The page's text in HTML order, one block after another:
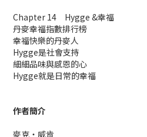
Chapter 14 Hygge &幸福
丹麥幸福指數排行榜
幸福快樂的丹麥人
Hygge是社會支持
細細品味與感恩的心
Hygge就是日常的幸福
作者簡介
麥克‧威肯